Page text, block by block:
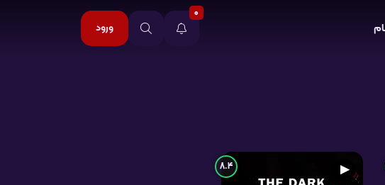
0
ورود
▶
8.4